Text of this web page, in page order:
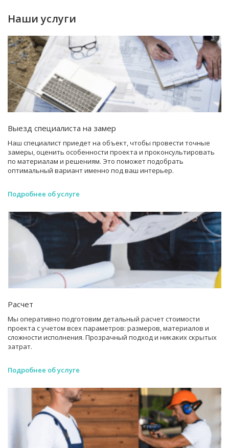
Наши услуги
Выезд специалиста на замер
Наш специалист приедет на объект, чтобы провести точные
замеры, оценить особенности проекта и проконсультировать
по материалам и решениям. Это поможет подобрать
оптимальный вариант именно под ваш интерьер.
Подробнее об услуге
Расчет
Мы оперативно подготовим детальный расчет стоимости
проекта с учетом всех параметров: размеров, материалов и
сложности исполнения. Прозрачный подход и никаких скрытых
затрат.
Подробнее об услуге